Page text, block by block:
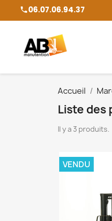
phone06.07.06.94.37
Accueil
Liste des
Il y a 3 produits.
VENDU